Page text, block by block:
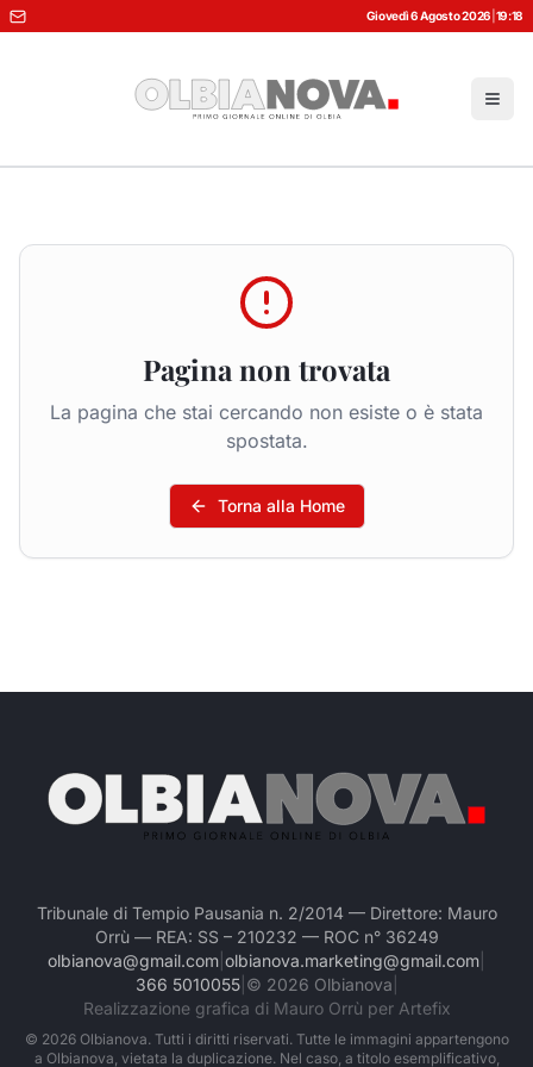
Giovedì 6 Agosto 2026 19:18
Pagina non trovata
La pagina che stai cercando non esiste o è stata
spostata.
Torna alla Home
Tribunale di Tempio Pausania n. 2/2014 — Direttore: Mauro
Orrù — REA: SS – 210232 — ROC n° 36249
olbianova@gmail.com olbianova.marketing@gmail.com
366 5010055| © 2026 Olbianova
Realizzazione grafica di Mauro Orrù per Artefix
© 2026Olbianova. Tutti i diritti riservati. Tutte le immagini appartengono
a Olbianova, vietata la duplicazione. Nel caso, a titolo esemplificativo,